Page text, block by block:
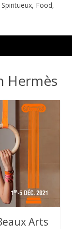
Food,
Hermès
Arts